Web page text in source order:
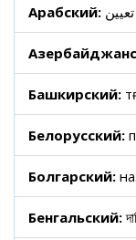
Арабский: تعيين
Башкирский:
Белорусский:
Болгарский:
Бенгальский: